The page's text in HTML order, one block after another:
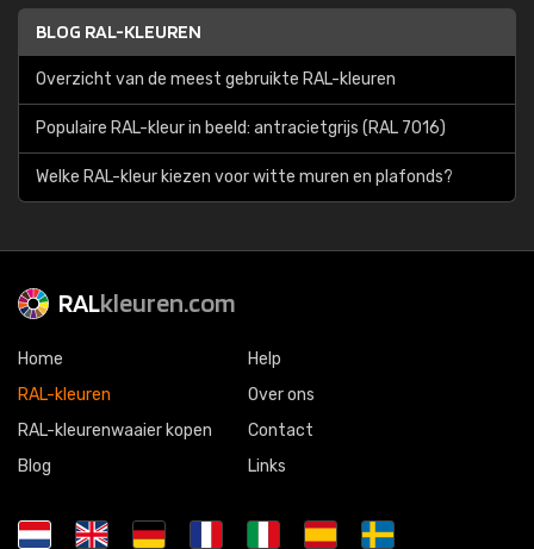
BLOG RAL-KLEUREN
Overzicht van de meest gebruikte RAL-kleuren
Populaire RAL-kleur in beeld: antracietgrijs (RAL 7016)
Welke RAL-kleur kiezen voor witte muren en plafonds?
RALkleuren.com
Home
RAL-kleuren
RAL-kleurenwaaier kopen
Blog
Help
Over ons
Contact
Links